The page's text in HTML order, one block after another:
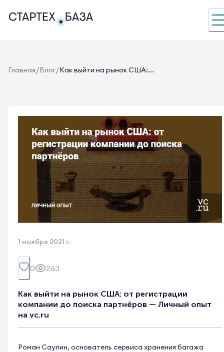
Главная/Блог/Как выйти на рынок США:...
1 ноября 2021 г.
0 263
Как выйти на рынок США: от регистрации
компании до поиска партнёров — Личный опыт
на vc.ru
Роман Саулин, основатель сервиса хранения багажа